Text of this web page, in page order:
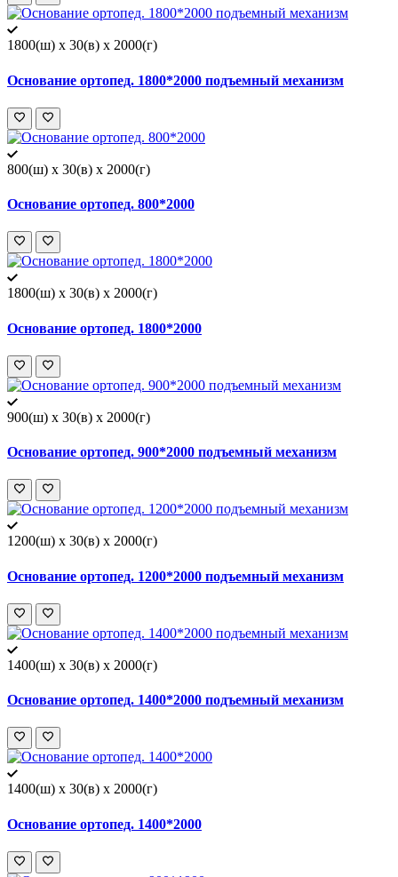
1800(ш) x 30(в) x 2000(г)
Основание ортопед. 1800*2000 подъемный механизм
800(ш) x 30(в) x 2000(г)
Основание ортопед. 800*2000
1800(ш) x 30(в) x 2000(г)
Основание ортопед. 1800*2000
900(ш) x 30(в) x 2000(г)
Основание ортопед. 900*2000 подъемный механизм
1200(ш) x 30(в) x 2000(г)
Основание ортопед. 1200*2000 подъемный механизм
1400(ш) x 30(в) x 2000(г)
Основание ортопед. 1400*2000 подъемный механизм
1400(ш) x 30(в) x 2000(г)
Основание ортопед. 1400*2000